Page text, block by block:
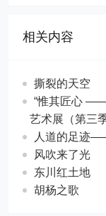
相关内容
撕裂的天空
“惟其匠心 ——
艺术展（第三季
人道的足迹
风吹来了光
东川红土地
胡杨之歌